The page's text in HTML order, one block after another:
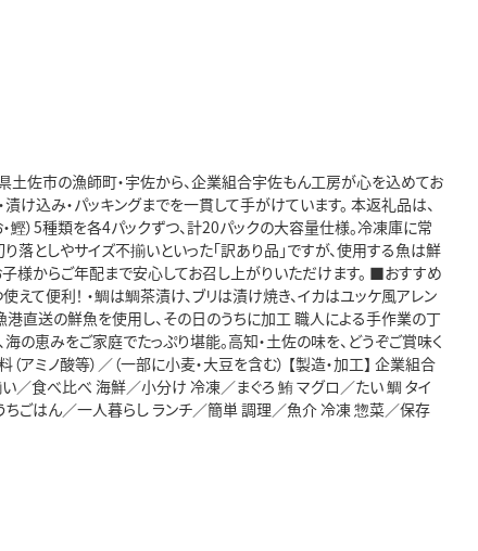
土佐市の漁師町・宇佐から、企業組合宇佐もん工房が心を込めてお
け込み・パッキングまでを一貫して手がけています。 本返礼品は、
つお・鰹）5種類を各4パックずつ、計20パックの大容量仕様。冷凍庫に常
としやサイズ不揃いといった「訳あり品」ですが、使用する魚は鮮
様からご年配まで安心してお召し上がりいただけます。 ■おすすめ
て便利！ ・鯛は鯛茶漬け、ブリは漬け焼き、イカはユッケ風アレン
直送の鮮魚を使用し、その日のうちに加工 職人による手作業の丁
の恵みをご家庭でたっぷり堪能。高知・土佐の味を、どうぞご賞味く
（アミノ酸等）／（一部に小麦・大豆を含む） 【製造・加工】 企業組合
／食べ比べ 海鮮／小分け 冷凍／まぐろ 鮪 マグロ／たい 鯛 タイ
ごはん／一人暮らし ランチ／簡単 調理／魚介 冷凍 惣菜／保存